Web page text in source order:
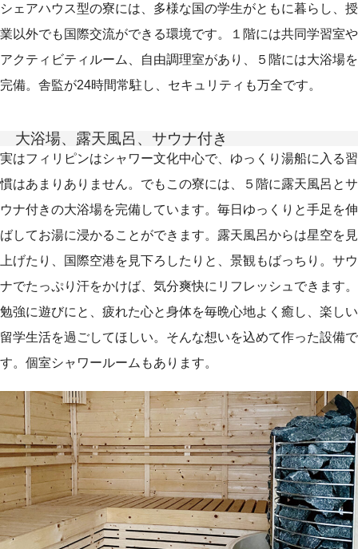
シェアハウス型の寮には、多様な国の学生がともに暮らし、授
業以外でも国際交流ができる環境です。１階には共同学習室や
アクティビティルーム、自由調理室があり、５階には大浴場を
完備。舎監が24時間常駐し、セキュリティも万全です。
大浴場、露天風呂、サウナ付き
実はフィリピンはシャワー文化中心で、ゆっくり湯船に入る習
慣はあまりありません。でもこの寮には、５階に露天風呂とサ
ウナ付きの大浴場を完備しています。毎日ゆっくりと手足を伸
ばしてお湯に浸かることができます。露天風呂からは星空を見
上げたり、国際空港を見下ろしたりと、景観もばっちり。サウ
ナでたっぷり汗をかけば、気分爽快にリフレッシュできます。
勉強に遊びにと、疲れた心と身体を毎晩心地よく癒し、楽しい
留学生活を過ごしてほしい。そんな想いを込めて作った設備で
す。個室シャワールームもあります。